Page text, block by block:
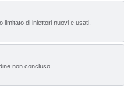
limitato di iniettori nuovi e usati.
non concluso.